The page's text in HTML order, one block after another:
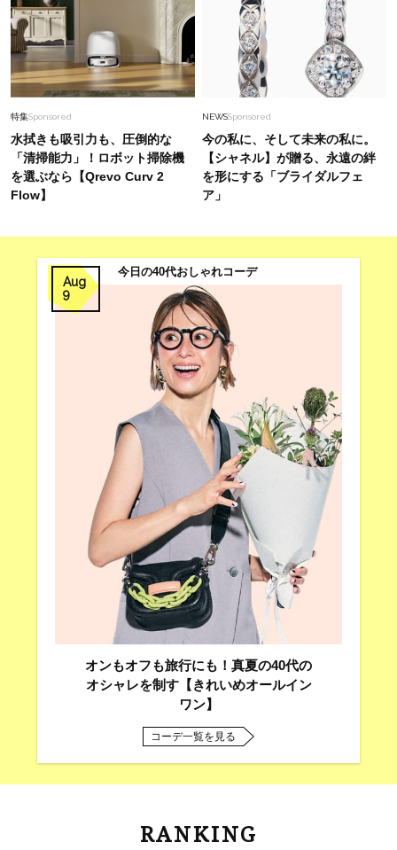
特集Sponsored
水拭きも吸引力も、圧倒的な
「清掃能力」！ロボット掃除機
を選ぶなら【Qrevo Curv 2
Flow】
NEWSSponsored
今の私に、そして未来の私に。
【シャネル】が贈る、永遠の絆
を形にする「ブライダルフェ
ア」
Aug
9
今日の40代おしゃれコーデ
オンもオフも旅行にも！真夏の40代の
オシャレを制す【きれいめオールイン
ワン】
コーデ一覧を見る
RANKING